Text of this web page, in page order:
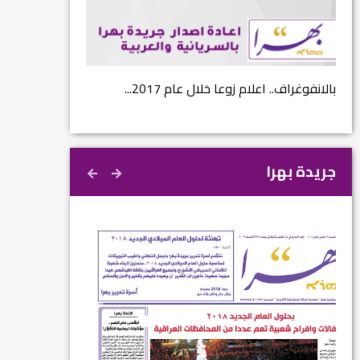
عام 2017... نتائج الاستفتاء.. بين اعلان الموالاة
جريدة بهرا